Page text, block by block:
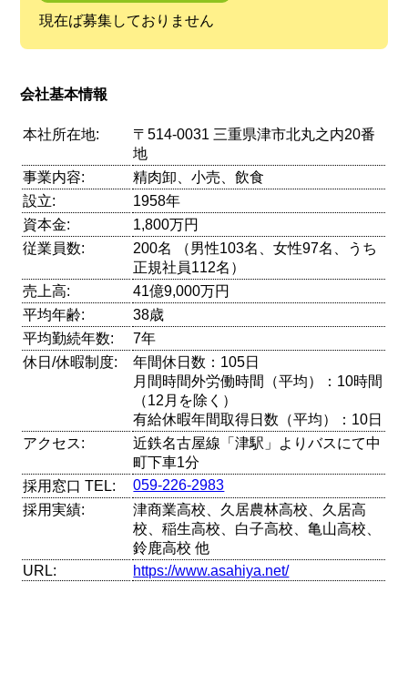
現在ば募集しておりません
会社基本情報
本社所在地:
〒514-0031 三重県津市北丸之内20番
地
事業内容:
精肉卸、小売、飲食
設立:
1958年
資本金:
1,800万円
従業員数:
200名 （男性103名、女性97名、うち
正規社員112名）
売上高:
41億9,000万円
平均年齢:
38歳
平均勤続年数:
7年
休日/休暇制度:
年間休日数：105日
月間時間外労働時間（平均）：10時間
（12月を除く）
有給休暇年間取得日数（平均）：10日
アクセス:
近鉄名古屋線「津駅」よりバスにて中
町下車1分
採用窓口 TEL:
059-226-2983
採用実績:
津商業高校、久居農林高校、久居高
校、稲生高校、白子高校、亀山高校、
鈴鹿高校 他
URL:
https://www.asahiya.net/